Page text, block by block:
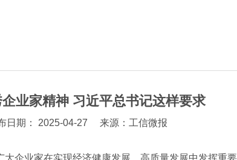
业家精神 习近平总书记这样要求
日期： 2025-04-27 来源：工信微报
业家在实现经济健康发展、高质量发展中发挥重